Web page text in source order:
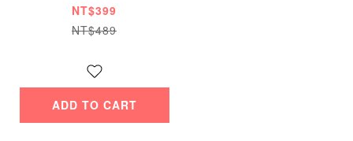
NT$399
NT$489
ADD TO CART